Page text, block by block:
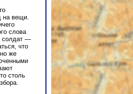
на вещи.
слова
солдат —
что
же
столь